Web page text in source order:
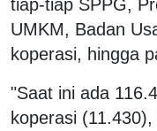
tiap-tiap SPPG,
UMKM, Badan
koperasi, hingga
"Saat ini ada
koperasi